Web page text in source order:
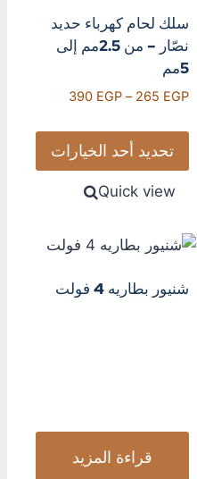
سلك لحام كهرباء حديد
نصّار – من 2.5مم إلى
5مم
265 EGP
–
390 EGP
تحديد أحد الخيارات
Quick view
شنيور بطاريه 4 فولت
قراءة المزيد